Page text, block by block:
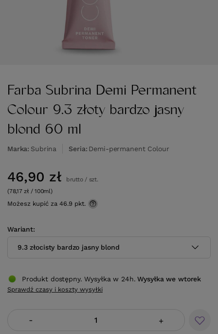
Farba Subrina Demi Permanent
Colour 9.3 złoty bardzo jasny
blond 60 ml
Marka Subrina Seria Demi-permanent Colour
Wariant
9.3 złocisty bardzo jasny blond
46,90 zł brutto/ szt.
(78,17 zł / 100ml)
Możesz kupić za 46.9 pkt.
- +
Produkt dostępny. Wysyłka w 24h. Wysyłkawe wtorek
Sprawdź czasy i koszty wysyłki